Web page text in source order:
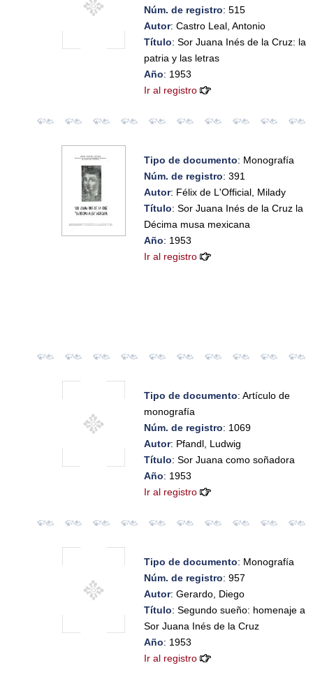
Núm. de registro: 515
Autor: Castro Leal, Antonio
Título: Sor Juana Inés de la Cruz: la
patria y las letras
Año: 1953
Ir al registro
Tipo de documento: Monografía
Núm. de registro: 391
Autor: Félix de L'Official, Milady
Título: Sor Juana Inés de la Cruz la
Décima musa mexicana
Año: 1953
Ir al registro
Tipo de documento: Artículo de
monografía
Núm. de registro: 1069
Autor: Pfandl, Ludwig
Título: Sor Juana como soñadora
Año: 1953
Ir al registro
Tipo de documento: Monografía
Núm. de registro: 957
Autor: Gerardo, Diego
Título: Segundo sueño: homenaje a
Sor Juana Inés de la Cruz
Año: 1953
Ir al registro